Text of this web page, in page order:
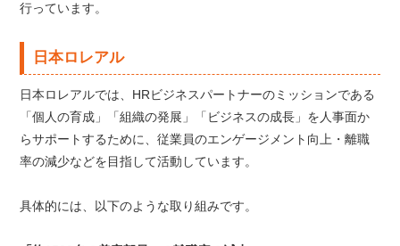
行っています。
日本ロレアル
日本ロレアルでは、HRビジネスパートナーのミッションである
「個人の育成」「組織の発展」「ビジネスの成長」を人事面か
らサポートするために、従業員のエンゲージメント向上・離職
率の減少などを目指して活動しています。
具体的には、以下のような取り組みです。